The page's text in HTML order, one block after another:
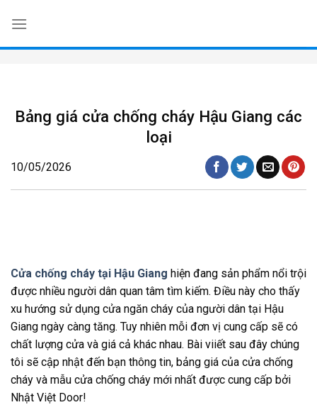
content
Bảng giá cửa chống cháy Hậu Giang các
loại
10/05/2026
Cửa chống cháy tại Hậu Giang hiện đang sản phẩm nổi trội
được nhiều người dân quan tâm tìm kiếm. Điều này cho thấy
xu hướng sử dụng cửa ngăn cháy của người dân tại Hậu
Giang ngày càng tăng. Tuy nhiên mỗi đơn vị cung cấp sẽ có
chất lượng cửa và giá cả khác nhau. Bài viiết sau đây chúng
tôi sẽ cập nhật đến bạn thông tin, bảng giá của cửa chống
cháy và mẫu cửa chống cháy mới nhất được cung cấp bởi
Nhật Việt Door!